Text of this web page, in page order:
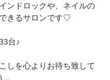
ンドロックや、ネイルの
きるサロンです♡
台♪
しを心よりお待ち致して
…